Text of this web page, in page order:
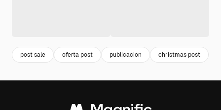
post sale oferta post publicacion christmas post